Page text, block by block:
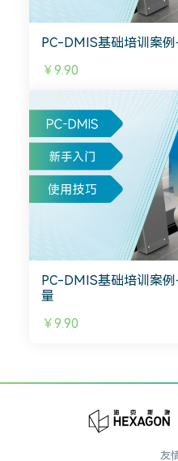
PC-DMIS基础培训案
￥9.90
PC-DMIS基础培训案
量
￥9.90
友